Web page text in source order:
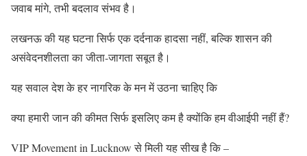
जवाब मांगे, तभी बदलाव संभव है।
लखनऊ की यह घटना सिर्फ एक दर्दनाक हादसा नहीं, बल्कि शासन की
असंवेदनशीलता का जीता-जागता सबूत है।
यह सवाल देश के हर नागरिक के मन में उठना चाहिए कि
क्या हमारी जान की कीमत सिर्फ इसलिए कम है क्योंकि हम वीआईपी नहीं हैं?
VIP Movement in Lucknow से मिली यह सीख है कि –